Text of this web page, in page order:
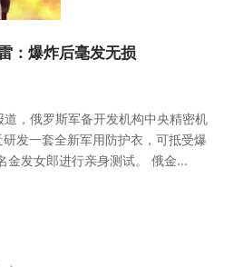
：爆炸后毫发无损
，俄罗斯军备开发机构中央精密机
发一套全新军用防护衣，可抵受爆
金发女郎进行亲身测试。 俄金...